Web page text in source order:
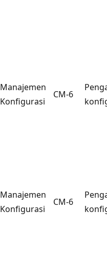
Manajemen
Konfigurasi
CM-6
Manajemen
Konfigurasi
CM-6